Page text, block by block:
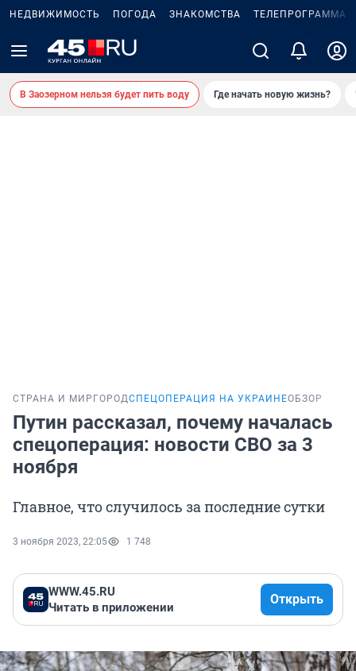
НЕДВИЖИМОСТЬ ПОГОДА ЗНАКОМСТВА ТЕЛЕПРОГРАММА
В Заозерном нельзя будет пить воду Где начать новую жизнь?
СТРАНА И МИР ГОРОДСПЕЦОПЕРАЦИЯ НА УКРАИНЕОБЗОР
Путин рассказал, почему началась
спецоперация: новости СВО за 3
ноября
Главное, что случилось за последние сутки
3 ноября 2023, 22:05 1 748
WWW.45.RU
Читать в приложении
Открыть